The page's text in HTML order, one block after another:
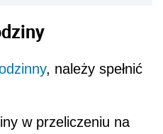
, należy spełnić
w przeliczeniu na